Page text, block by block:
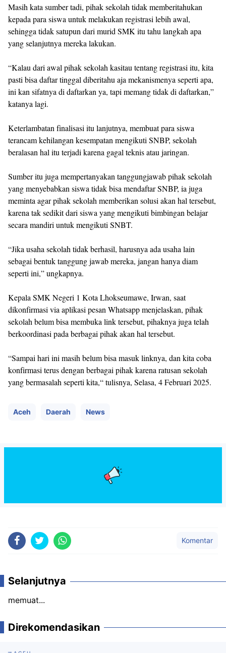
Masih kata sumber tadi, pihak sekolah tidak memberitahukan
kepada para siswa untuk melakukan registrasi lebih awal,
sehingga tidak satupun dari murid SMK itu tahu langkah apa
yang selanjutnya mereka lakukan.
“Kalau dari awal pihak sekolah kasitau tentang registrasi itu, kita
pasti bisa daftar tinggal diberitahu aja mekanismenya seperti apa,
ini kan sifatnya di daftarkan ya, tapi memang tidak di daftarkan,”
katanya lagi.
Keterlambatan finalisasi itu lanjutnya, membuat para siswa
terancam kehilangan kesempatan mengikuti SNBP, sekolah
beralasan hal itu terjadi karena gagal teknis atau jaringan.
Sumber itu juga mempertanyakan tanggungjawab pihak sekolah
yang menyebabkan siswa tidak bisa mendaftar SNBP, ia juga
meminta agar pihak sekolah memberikan solusi akan hal tersebut,
karena tak sedikit dari siswa yang mengikuti bimbingan belajar
secara mandiri untuk mengikuti SNBT.
“Jika usaha sekolah tidak berhasil, harusnya ada usaha lain
sebagai bentuk tanggung jawab mereka, jangan hanya diam
seperti ini,” ungkapnya.
Kepala SMK Negeri 1 Kota Lhokseumawe, Irwan, saat
dikonfirmasi via aplikasi pesan Whatsapp menjelaskan, pihak
sekolah belum bisa membuka link tersebut, pihaknya juga telah
berkoordinasi pada berbagai pihak akan hal tersebut.
“Sampai hari ini masih belum bisa masuk linknya, dan kita coba
konfirmasi terus dengan berbagai pihak karena ratusan sekolah
yang bermasalah seperti kita,“ tulisnya, Selasa, 4 Februari 2025.
Aceh Daerah News
Komentar
Selanjutnya
memuat...
Direkomendasikan